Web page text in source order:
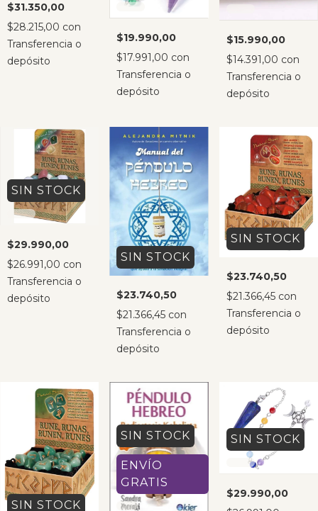
$31.350,00
$28.215,00 con
Transferencia o
depósito
$19.990,00
$17.991,00 con
Transferencia o
depósito
$15.990,00
$14.391,00 con
Transferencia o
depósito
SIN STOCK
$29.990,00
$26.991,00 con
Transferencia o
depósito
SIN STOCK
$23.740,50
$21.366,45 con
Transferencia o
depósito
SIN STOCK
$23.740,50
$21.366,45 con
Transferencia o
depósito
SIN STOCK
SIN STOCK
ENVÍO
GRATIS
SIN STOCK
$29.990,00